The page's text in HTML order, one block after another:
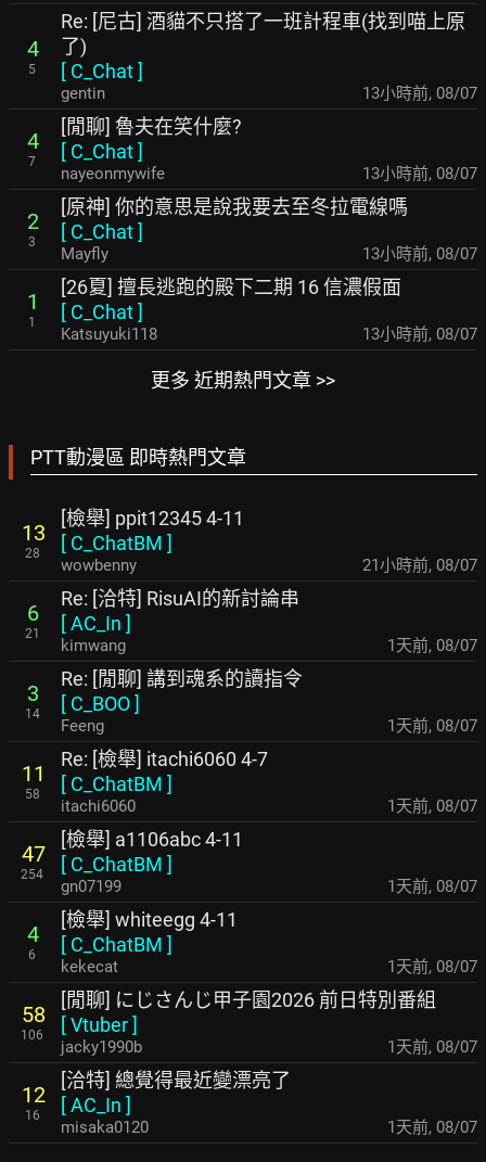
4
5
Re: [尼古] 酒貓不只搭了一班計程車(找到喵上原
了)
[ C_Chat]
gentin 13小時前, 08/07
4
7
[閒聊] 魯夫在笑什麼?
[ C_Chat]
nayeonmywife 13小時前, 08/07
2
3
[原神] 你的意思是說我要去至冬拉電線嗎
[ C_Chat]
Mayfly 13小時前, 08/07
1
1
[26夏] 擅長逃跑的殿下二期 16 信濃假面
[ C_Chat]
Katsuyuki118 13小時前, 08/07
更多 近期熱門文章 >>
PTT動漫區 即時熱門文章
13
28
[檢舉] ppit12345 4-11
[ C_ChatBM ]
wowbenny 21小時前, 08/07
6
21
Re: [洽特] RisuAI的新討論串
[AC_In ]
kimwang 1天前, 08/07
3
14
Re: [閒聊] 講到魂系的讀指令
[ C_BOO]
Feeng 1天前, 08/07
11
58
Re: [檢舉] itachi6060 4-7
[ C_ChatBM ]
itachi6060 1天前, 08/07
47
254
[檢舉] a1106abc 4-11
[ C_ChatBM ]
gn07199 1天前, 08/07
4
6
[檢舉] whiteegg 4-11
[ C_ChatBM ]
kekecat 1天前, 08/07
58
106
[閒聊] にじさんじ甲子園2026 前日特別番組
[Vtuber]
jacky1990b 1天前, 08/07
12
16
[洽特] 總覺得最近變漂亮了
[AC_In ]
misaka0120 1天前, 08/07